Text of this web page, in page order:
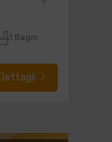
1 Bagni
Dettagli